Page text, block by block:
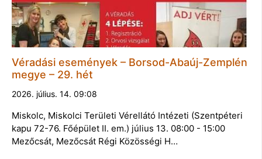
Véradási események – Borsod-Abaúj-Zemplén
megye – 29. hét
2026. július. 14. 09:08
Miskolc, Miskolci Területi Vérellátó Intézeti (Szentpéteri
kapu 72-76. Főépület II. em.) július 13. 08:00 - 15:00
Mezőcsát, Mezőcsát Régi Közösségi H…